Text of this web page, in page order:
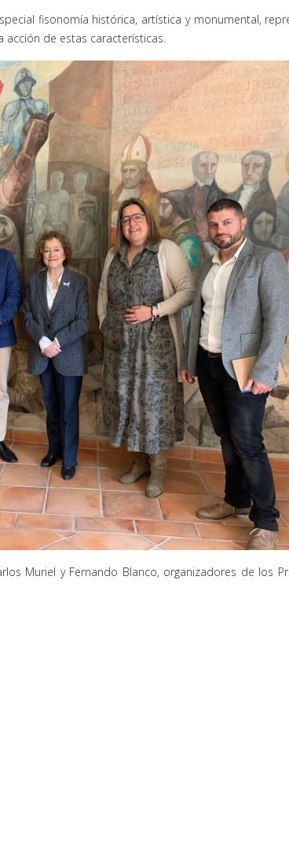
fisonomía histórica, artística y monumental,
de estas características.
Muriel y Fernando Blanco, organizadores de los